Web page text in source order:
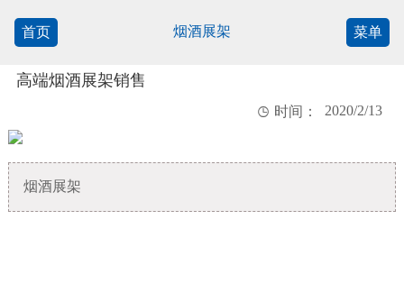
首页 烟酒展架 菜单
高端烟酒展架销售
 时间： 2020/2/13
烟酒展架